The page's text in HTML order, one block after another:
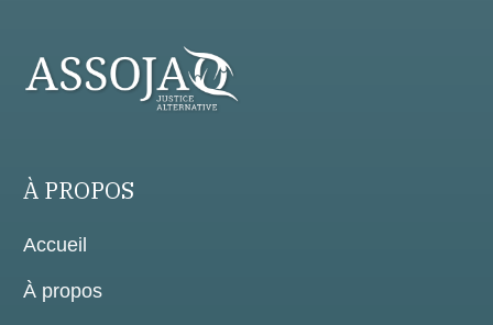
À PROPOS
Accueil
À propos